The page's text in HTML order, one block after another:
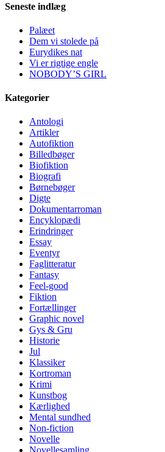
Seneste indlæg
Palæet
Dem vi stolede på
Eurydikes nat
Vi er rigtige engle
NOBODY’S GIRL
Kategorier
Antologi
Artikler
Autofiktion
Billedbøger
Biofiktion
Biografi
Børnebøger
Digte
Dokumentarroman
Encyklopædi
Erindringer
Essay
Eventyr
Faglitteratur
Fantasy
Feel-good
Fiktion
Fortællinger
Graphic novel
Gys & Gru
Historie
Jul
Klassiker
Kortroman
Krimi
Kunstbog
Kærlighed
Mental sundhed
Non-fiction
Novelle